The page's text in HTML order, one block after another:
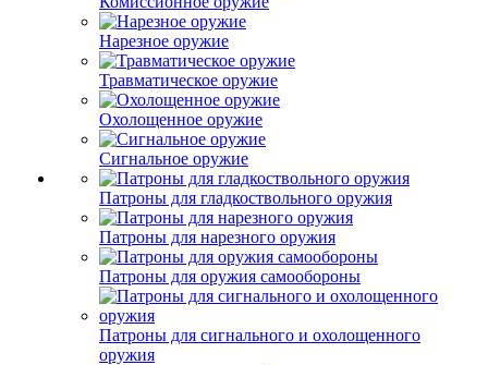
Нарезное оружие
Травматическое оружие
Охолощенное оружие
Сигнальное оружие
Патроны для гладкоствольного оружия
Патроны для нарезного оружия
Патроны для оружия самообороны
Патроны для сигнального и охолощенного
оружия